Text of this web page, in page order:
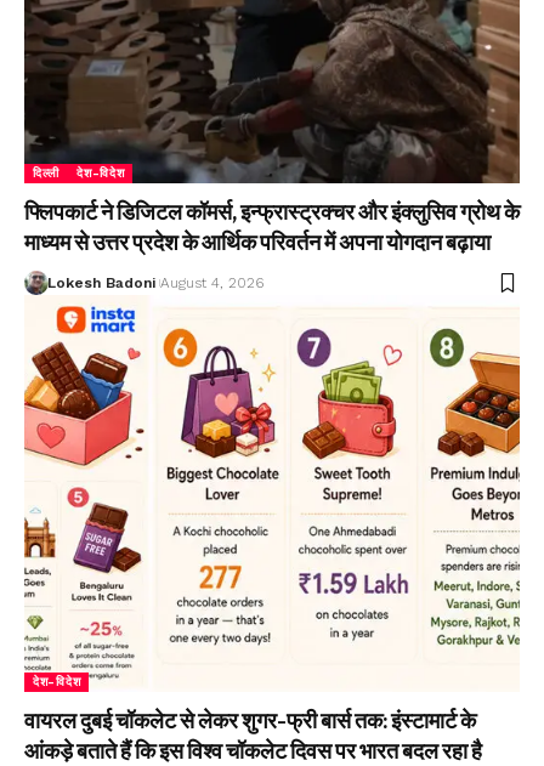
दिल्ली देश-विदेश
फ्लिपकार्ट ने डिजिटल कॉमर्स, इन्फ्रास्ट्रक्चर और इंक्लुसिव ग्रोथ के
माध्यम से उत्तर प्रदेश के आर्थिक परिवर्तन में अपना योगदान बढ़ाया
Lokesh Badoni August 4, 2026
देश-विदेश
वायरल दुबई चॉकलेट से लेकर शुगर-फ्री बार्स तक: इंस्टामार्ट के
आंकड़े बताते हैं कि इस विश्व चॉकलेट दिवस पर भारत बदल रहा है